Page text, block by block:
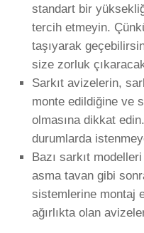
standart bir
tercih etmeyin.
taşıyarak
size zorluk
Sarkıt avizelerin,
monte edildiğine ve
olmasına dikkat
durumlarda
Bazı sarkıt
asma tavan gibi
sistemlerine montaj
ağırlıkta olan